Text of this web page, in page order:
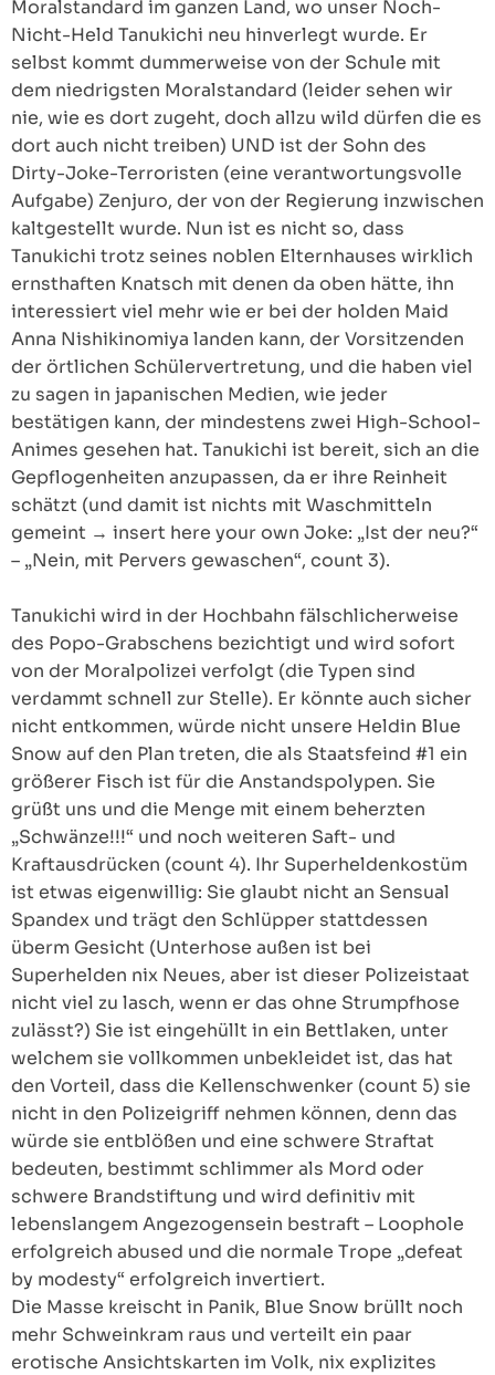
Moralstandard im ganzen Land, wo unser Noch-
Nicht-Held Tanukichi neu hinverlegt wurde. Er
selbst kommt dummerweise von der Schule mit
dem niedrigsten Moralstandard (leider sehen wir
nie, wie es dort zugeht, doch allzu wild dürfen die es
dort auch nicht treiben) UND ist der Sohn des
Dirty-Joke-Terroristen (eine verantwortungsvolle
Aufgabe) Zenjuro, der von der Regierung inzwischen
kaltgestellt wurde. Nun ist es nicht so, dass
Tanukichi trotz seines noblen Elternhauses wirklich
ernsthaften Knatsch mit denen da oben hätte, ihn
interessiert viel mehr wie er bei der holden Maid
Anna Nishikinomiya landen kann, der Vorsitzenden
der örtlichen Schülervertretung, und die haben viel
zu sagen in japanischen Medien, wie jeder
bestätigen kann, der mindestens zwei High-School-
Animes gesehen hat. Tanukichi ist bereit, sich an die
Gepflogenheiten anzupassen, da er ihre Reinheit
schätzt (und damit ist nichts mit Waschmitteln
gemeint → insert here your own Joke: „Ist der neu?“
– „Nein, mit Pervers gewaschen“, count 3).
Tanukichi wird in der Hochbahn fälschlicherweise
des Popo-Grabschens bezichtigt und wird sofort
von der Moralpolizei verfolgt (die Typen sind
verdammt schnell zur Stelle). Er könnte auch sicher
nicht entkommen, würde nicht unsere Heldin Blue
Snow auf den Plan treten, die als Staatsfeind #1 ein
größerer Fisch ist für die Anstandspolypen. Sie
grüßt uns und die Menge mit einem beherzten
„Schwänze!!!“ und noch weiteren Saft- und
Kraftausdrücken (count 4). Ihr Superheldenkostüm
ist etwas eigenwillig: Sie glaubt nicht an Sensual
Spandex und trägt den Schlüpper stattdessen
überm Gesicht (Unterhose außen ist bei
Superhelden nix Neues, aber ist dieser Polizeistaat
nicht viel zu lasch, wenn er das ohne Strumpfhose
zulässt?) Sie ist eingehüllt in ein Bettlaken, unter
welchem sie vollkommen unbekleidet ist, das hat
den Vorteil, dass die Kellenschwenker (count 5) sie
nicht in den Polizeigriff nehmen können, denn das
würde sie entblößen und eine schwere Straftat
bedeuten, bestimmt schlimmer als Mord oder
schwere Brandstiftung und wird definitiv mit
lebenslangem Angezogensein bestraft – Loophole
erfolgreich abused und die normale Trope „defeat
by modesty“ erfolgreich invertiert.
Die Masse kreischt in Panik, Blue Snow brüllt noch
mehr Schweinkram raus und verteilt ein paar
erotische Ansichtskarten im Volk, nix explizites